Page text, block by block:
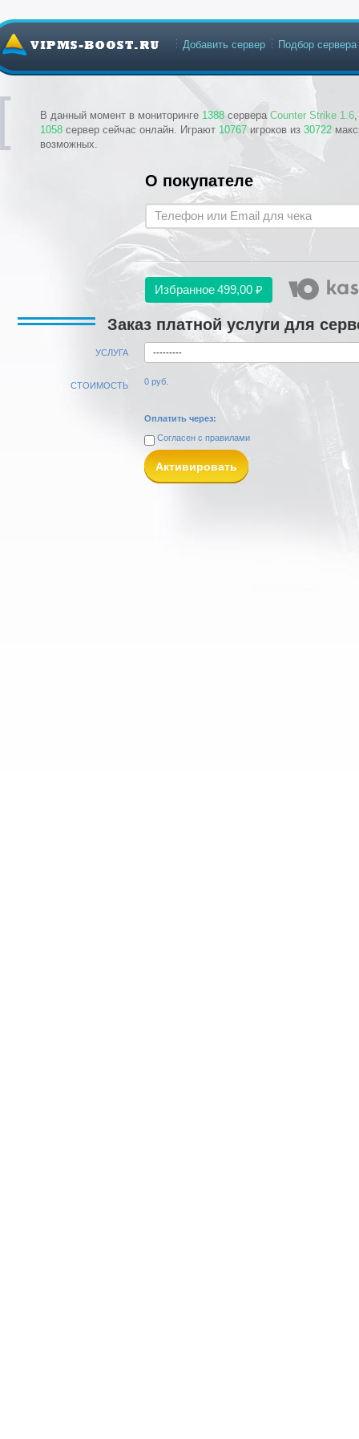
В данный момент в мониторинге 1388 сервера Counter Strike 1.6
1058 сервер сейчас онлайн. Играют 10767 игроков из 30722
возможных.
Добавить сервер Подбор сервера
О покупателе
Избранное499,00 ₽
Заказ платной услуги для
УСЛУГА
СТОИМОСТЬ 0 руб.
Оплатить через:
Согласен с правилами
Активировать